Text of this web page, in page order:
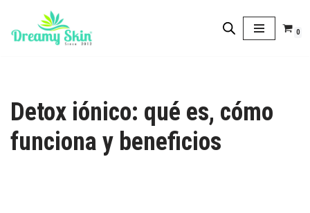
Saltar
0
Detox iónico: qué es, cómo
funciona y beneficios